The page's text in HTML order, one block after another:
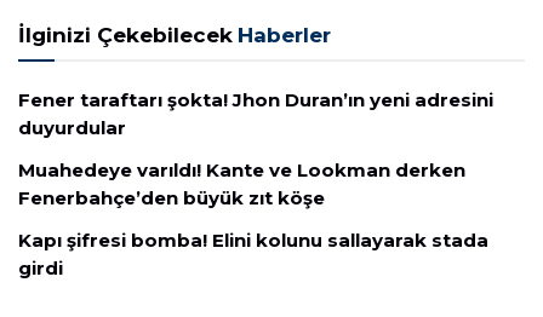
İlginizi Çekebilecek Haberler
Fener taraftarı şokta! Jhon Duran’ın yeni adresini
duyurdular
Muahedeye varıldı! Kante ve Lookman derken
Fenerbahçe’den büyük zıt köşe
Kapı şifresi bomba! Elini kolunu sallayarak stada
girdi